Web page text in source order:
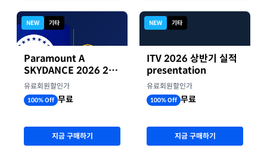
NEW 기타
Paramount A
SKYDANCE 2026 2분
기 실적
유료회원할인가
100% Off 무료
지금 구매하기
NEW 기타
ITV 2026 상반기 실적
presentation
유료회원할인가
100% Off 무료
지금 구매하기